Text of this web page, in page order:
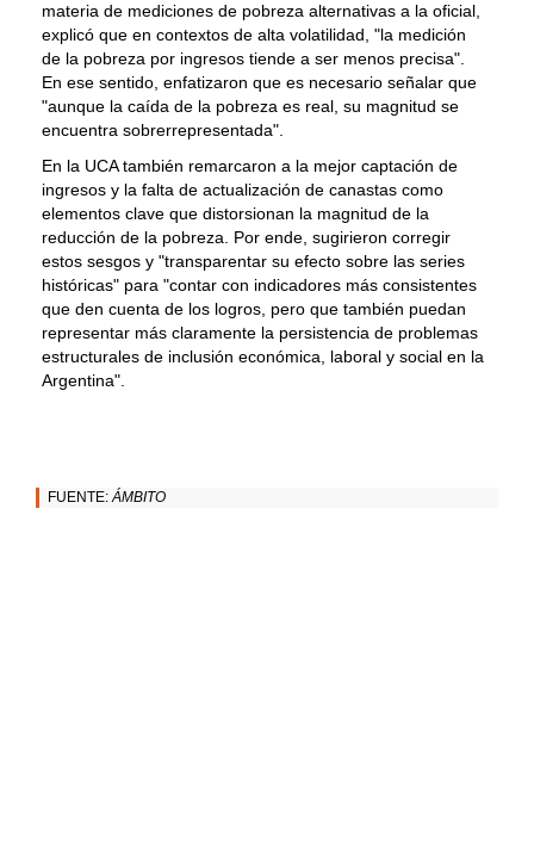
materia de mediciones de pobreza alternativas a la oficial,
explicó que en contextos de alta volatilidad, "la medición
de la pobreza por ingresos tiende a ser menos precisa".
En ese sentido, enfatizaron que es necesario señalar que
"aunque la caída de la pobreza es real, su magnitud se
encuentra sobrerrepresentada".
En la UCA también remarcaron a la mejor captación de
ingresos y la falta de actualización de canastas como
elementos clave que distorsionan la magnitud de la
reducción de la pobreza. Por ende, sugirieron corregir
estos sesgos y "transparentar su efecto sobre las series
históricas" para "contar con indicadores más consistentes
que den cuenta de los logros, pero que también puedan
representar más claramente la persistencia de problemas
estructurales de inclusión económica, laboral y social en la
Argentina".
FUENTE:ÁMBITO